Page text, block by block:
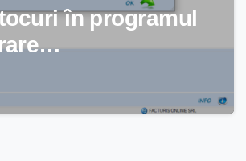
în programul